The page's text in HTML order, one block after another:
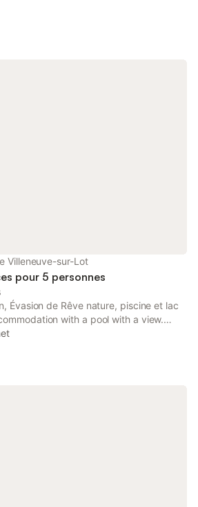
a patio, free private parking and free
Villeneuve-sur-Lot
pour 5 personnes
Évasion de Rêve nature, piscine et lac
with a pool with a view.
is located within 49 km of